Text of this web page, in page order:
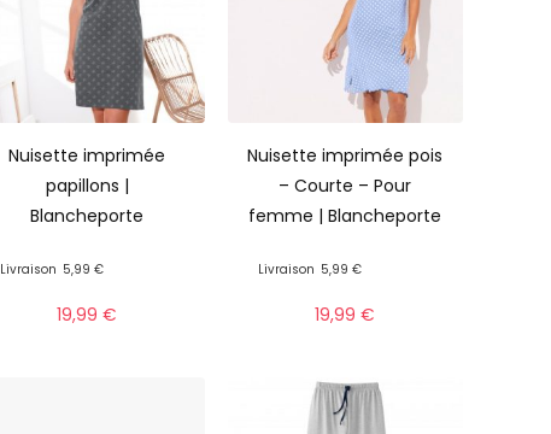
Nuisette imprimée
papillons |
Blancheporte
Livraison 5,99 €
19,99€
Nuisette imprimée pois
– Courte – Pour
femme | Blancheporte
Livraison 5,99 €
19,99€